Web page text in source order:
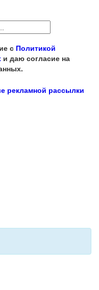
с Политикой
и даю согласие на
рекламной рассылки